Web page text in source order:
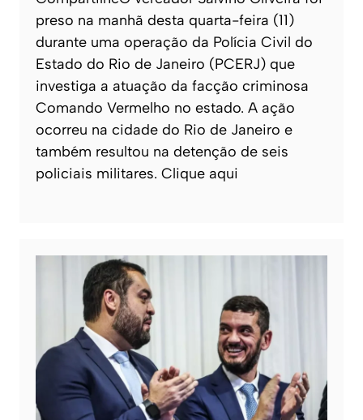
preso na manhã desta quarta-feira (11)
durante uma operação da Polícia Civil do
Estado do Rio de Janeiro (PCERJ) que
investiga a atuação da facção criminosa
Comando Vermelho no estado. A ação
ocorreu na cidade do Rio de Janeiro e
também resultou na detenção de seis
policiais militares. Clique aqui